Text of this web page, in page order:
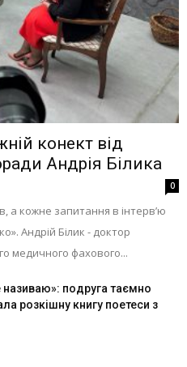
конект від
Андрія Білика
0
а кожне запитання в інтерв’ю
Андрій Білик - доктор
медичного фахового...
називаю»: подруга таємно
розкішну книгу поетеси з